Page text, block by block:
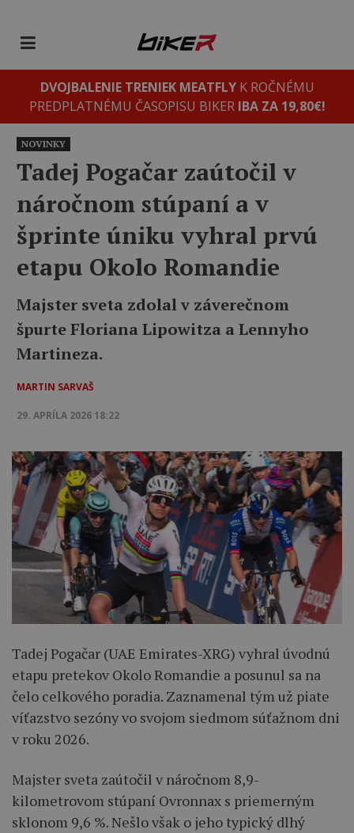
DVOJBALENIE TRENIEK MEATFLYK ROČNÉMU
PREDPLATNÉMU ČASOPISU BIKER IBA ZA 19,80€!
NOVINKY
Tadej Pogačar zaútočil v
náročnom stúpaní a v
šprinte úniku vyhral prvú
etapu Okolo Romandie
Majster sveta zdolal v záverečnom
špurte Floriana Lipowitza a Lennyho
Martineza.
MARTIN SARVAŠ
29. APRÍLA 2026 18:22
Tadej Pogačar (UAE Emirates-XRG) vyhral úvodnú
etapu pretekov Okolo Romandie a posunul sa na
čelo celkového poradia. Zaznamenal tým už piate
víťazstvo sezóny vo svojom siedmom súťažnom dni
v roku 2026.
Majster sveta zaútočil v náročnom 8,9-
kilometrovom stúpaní Ovronnax s priemerným
sklonom 9,6 %. Nešlo však o jeho typický dlhý